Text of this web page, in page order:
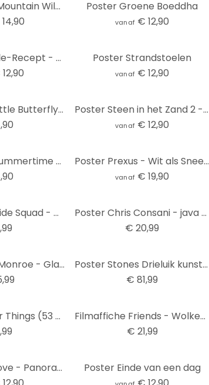
Poster Papp - Mountain Wilderness Poster Groene Boeddha
vanaf € 12,90
Poster Limonade-Recept - Panorama Poster Strandstoelen
vanaf € 12,90
Poster Melz - Little Butterfly - Panorama
Poster Steen in het Zand 2 - Panorama
vanaf € 12,90
Poster Melz - Summertime - Panorama
Poster Prexus - Wit als Sneeuw
vanaf € 19,90
Filmposter Suicide Squad - Harley Quinn, poster (53 x 158 cm)
Poster Chris Consani - java dromen, poster (158 x 53 cm)
€ 20,99
Poster Marilyn Monroe - Glamour - Tekst art print (95 x 33 cm)
Poster Stones Drieluik kunstdruk (95 x 33 cm)
€ 81,99
Poster Stranger Things (53 x 158 cm)
Filmaffiche Friends - Wolkenkrabber, poster (158 x 53 cm)
€ 21,99
Poster Letter Love - Panorama Poster Einde van een dag